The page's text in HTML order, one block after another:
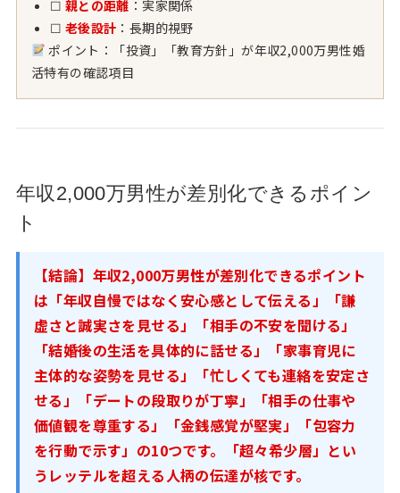
☐ 親との距離 ：実家関係
☐ 老後設計 ：長期的視野
ポイント：「投資」「教育方針」が年収2,000万男性婚
活特有の確認項目
年収2,000万男性が差別化できるポイン
ト
【結論】年収2,000万男性が差別化できるポイント
は「年収自慢ではなく安心感として伝える」「謙
虚さと誠実さを見せる」「相手の不安を聞ける」
「結婚後の生活を具体的に話せる」「家事育児に
主体的な姿勢を見せる」「忙しくても連絡を安定さ
せる」「デートの段取りが丁寧」「相手の仕事や
価値観を尊重する」「金銭感覚が堅実」「包容力
を行動で示す」の10つです。「超々希少層」とい
うレッテルを超える人柄の伝達が核です。